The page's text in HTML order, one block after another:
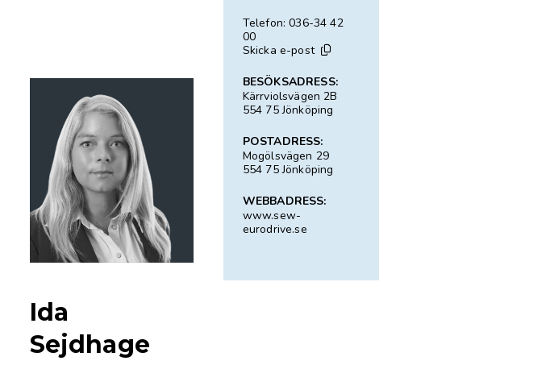
Ida
Sejdhage
Telefon: 036-34 42
00
Skicka e-post
BESÖKSADRESS:
Kärrviolsvägen 2B
554 75 Jönköping
POSTADRESS:
Mogölsvägen 29
554 75 Jönköping
WEBBADRESS:
www.sew-
eurodrive.se